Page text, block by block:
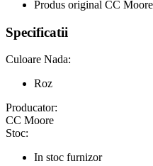
Produs original CC
Specificatii
Culoare Nada:
Roz
Producator:
CC Moore
Stoc:
In stoc furnizor